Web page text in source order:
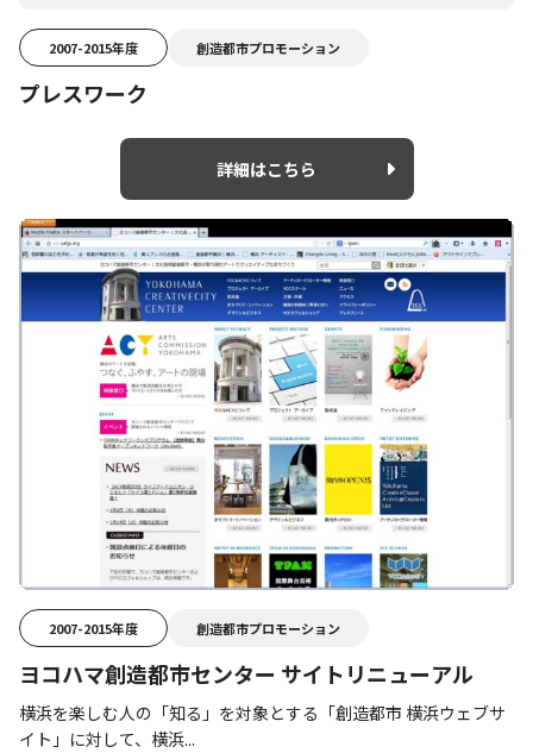
2007-2015年度 創造都市プロモーション
プレスワーク
詳細はこちら
2007-2015年度 創造都市プロモーション
ヨコハマ創造都市センター サイトリニューアル
横浜を楽しむ人の「知る」を対象とする「創造都市 横浜ウェブサ
イト」に対して、横浜...